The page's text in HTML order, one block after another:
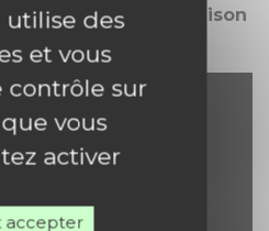
30 soignants à la Maison
utilise des
et vous
contrôle sur
vous
activer
accepter